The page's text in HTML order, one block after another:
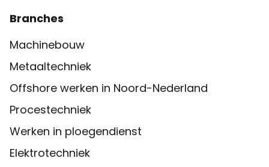
Branches
Machinebouw
Metaaltechniek
Offshore werken in Noord-Nederland
Procestechniek
Werken in ploegendienst
Elektrotechniek